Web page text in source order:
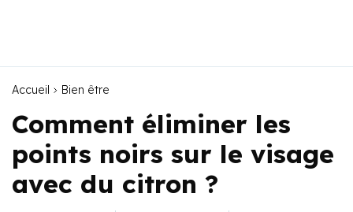
Accueil Bien être
Comment éliminer les
points noirs sur le visage
avec du citron ?